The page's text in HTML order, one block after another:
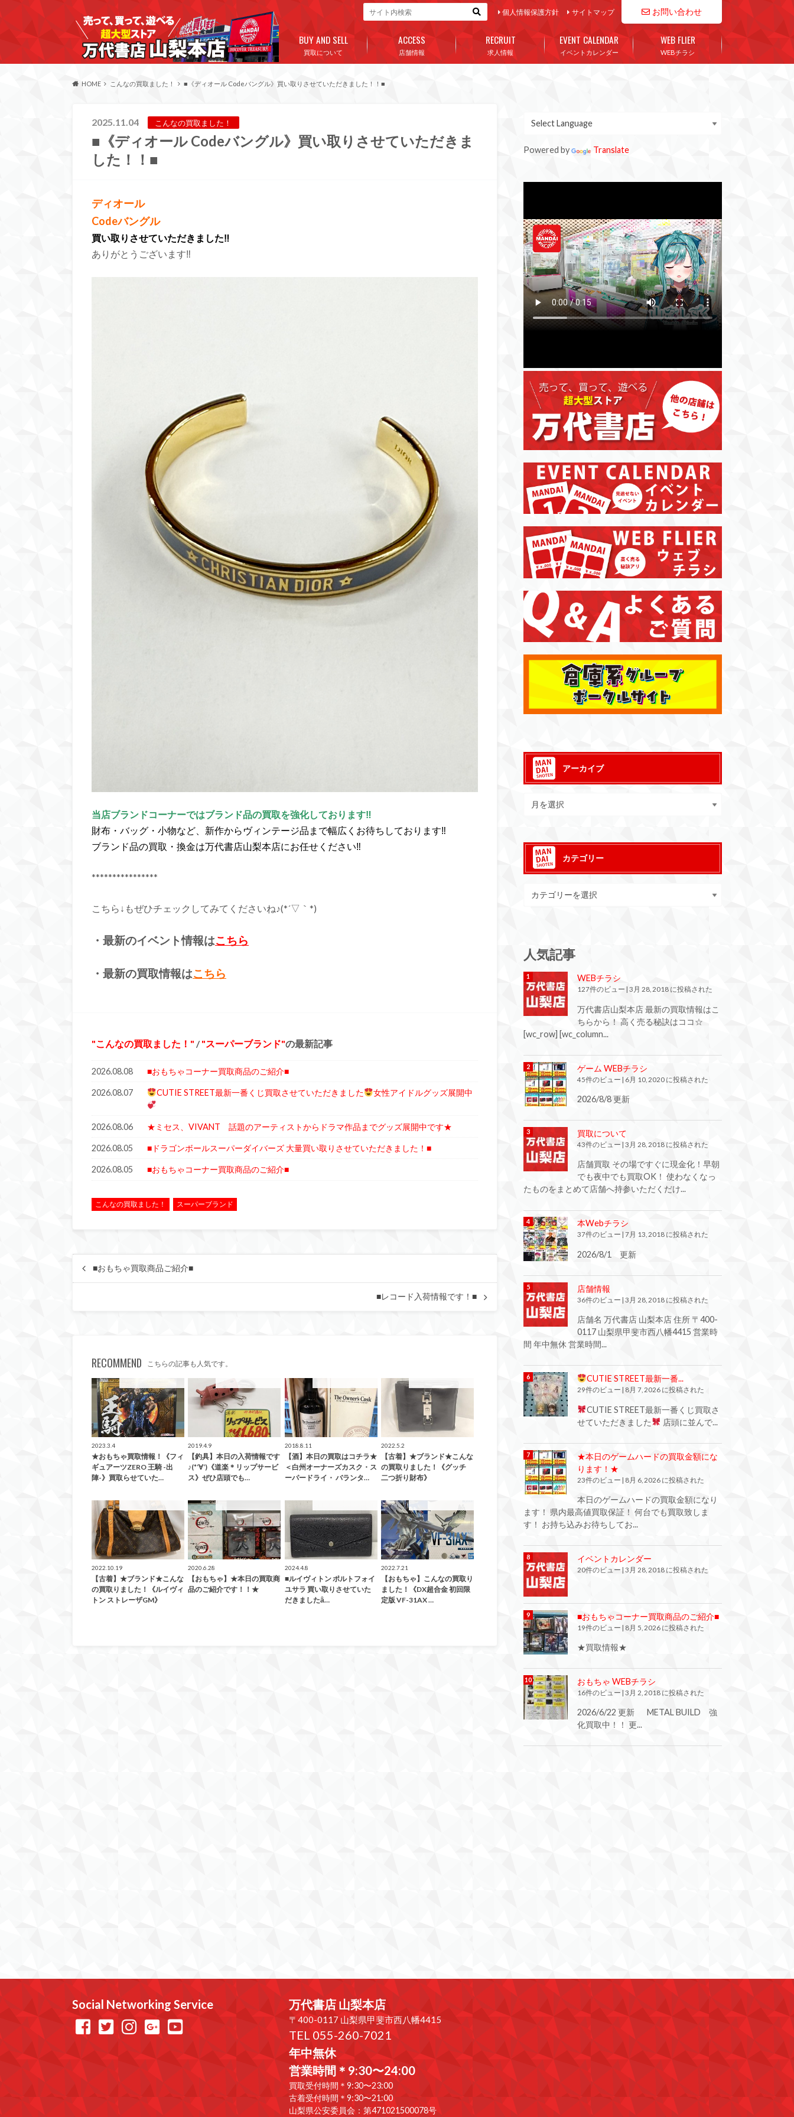
お問い合わせ
個人情報保護方針 サイトマップ
買取について
BUY AND SELL
店舗情報
ACCESS
求人情報
RECRUIT
イベントカレンダー
EVENT CALENDAR
WEBチラシ
WEB FLIER
HOME こんなの買取ました！ ■《ディオール Codeバングル》買い取りさせていただきました！！■
2025.11.04 こんなの買取ました！
■《ディオール Codeバングル》買い取りさせていただきま
した！！■
ディオール
Codeバングル
買い取りさせていただきました‼︎
ありがとうございます‼︎
当店ブランドコーナーではブランド品の買取を強化しております‼
財布・バッグ・小物など、新作からヴィンテージ品まで幅広くお待ちしております‼
ブランド品の買取・換金は万代書店山梨本店にお任せください‼
****************
こちら↓もぜひチェックしてみてくださいね♪(*´▽｀*)
・最新のイベント情報はこちら
・最新の買取情報はこちら
こんなの買取ました！ / スーパーブランド の最新記事
2026.08.08 ■おもちゃコーナー買取商品のご紹介■
2026.08.07 CUTIE STREET最新一番くじ買取させていただきました 女性アイドルグッズ展開中
2026.08.06 ★ミセス、VIVANT 話題のアーティストからドラマ作品までグッズ展開中です★
2026.08.05 ■ドラゴンボールスーパーダイバーズ 大量買い取りさせていただきました！■
2026.08.05 ■おもちゃコーナー買取商品のご紹介■
こんなの買取ました！ スーパーブランド
■おもちゃ買取商品ご紹介■
■レコード入荷情報です！■
RECOMMEND こちらの記事も人気です。
2023.3.4
★おもちゃ買取情報！《フィ
ギュアーツZERO 王騎 -出
陣-》買取らせていた…
2019.4.9
【釣具】本日の入荷情報です
♪(*‘∀‘)《道楽＊リップサービ
ス》ぜひ店頭でも…
2018.8.11
【酒】本日の買取はコチラ★
＜白州オーナーズカスク・ス
ーパードライ・ バランタ…
2022.5.2
【古着】★ブランド★こんな
の買取りました！《グッチ
二つ折り財布》
2022.10.19
【古着】★ブランド★こんな
の買取りました！《ルイヴィ
トン ストレーザGM》
2020.6.28
【おもちゃ】★本日の買取商
品のご紹介です！！★
2024.4.8
■ルイヴィトン ポルトフォイ
ユサラ 買い取りさせていた
だきましたȃ…
2022.7.21
【おもちゃ】こんなの買取り
ました！《DX超合金 初回限
定版 VF-31AX …
Powered by Translate
アーカイブ
カテゴリー
人気記事
WEBチラシ
127件のビュー 3月 28, 2018 に投稿された
万代書店山梨本店 最新の買取情報はこ
ちらから！ 高く売る秘訣はココ☆
[wc_row] [wc_column...
ゲーム WEBチラシ
45件のビュー | 6月 10, 2020 に投稿された
2026/8/8 更新
買取について
43件のビュー 3月 28, 2018 に投稿された
店舗買取 その場ですぐに現金化！早朝
でも夜中でも買取OK！ 使わなくなっ
たものをまとめて店舗へ持参いただくだけ...
本Webチラシ
37件のビュー 7月 13, 2018 に投稿された
2026/8/1 更新
店舗情報
36件のビュー | 3月 28, 2018 に投稿された
店舗名 万代書店 山梨本店 住所 〒400-
0117 山梨県甲斐市西八幡4415 営業時
間 年中無休 営業時間...
CUTIE STREET最新一番...
29件のビュー 8月 7, 2026 に投稿された
CUTIE STREET最新一番くじ買取さ
せていただきました
店頭に並んで...
★本日のゲームハードの買取金額にな
ります！★
23件のビュー | 8月 6, 2026 に投稿された
本日のゲームハードの買取金額になり
ます！ 県内最高値買取保証！ 何台でも買取致しま
す！ お持ち込みお待ちしてお...
イベントカレンダー
20件のビュー | 3月 28, 2018 に投稿された
■おもちゃコーナー買取商品のご紹介■
19件のビュー | 8月 5, 2026 に投稿された
★買取情報★
おもちゃ WEBチラシ
16件のビュー | 3月 2, 2018 に投稿された
2026/6/22 更新 METAL BUILD 強
化買取中！！ 更...
Social Networking Service 万代書店 山梨本店
〒400-0117 山梨県甲斐市西八幡4415
TEL 055-260-7021
年中無休
営業時間＊9:30〜24:00
買取受付時間＊9:30〜23:00
古着受付時間＊9:30〜21:00
山梨県公安委員会：第471021500078号